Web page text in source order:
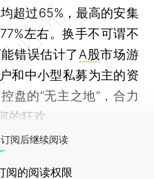
超过65%，最高的安集
左右。换手不可谓不
错误估计了A股市场游
和中小型私募为主的资
盘的“无主之地”，合力
的狂欢。
阅后继续阅读
阅的阅读权限